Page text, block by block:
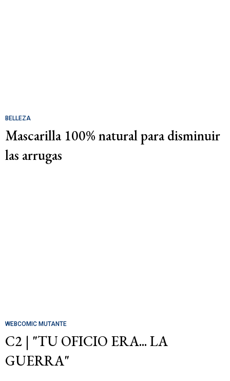
BELLEZA
Mascarilla 100% natural para disminuir
las arrugas
WEBCOMIC MUTANTE
C2 | "TU OFICIO ERA... LA
GUERRA"